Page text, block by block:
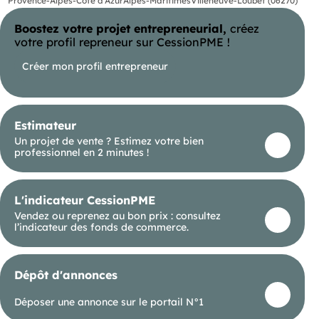
formalités en Mairie.
Boostez votre projet entrepreneurial, créez
votre profil repreneur sur CessionPME !
Créer mon profil entrepreneur
Estimateur
Un projet de vente ? Estimez votre bien
professionnel en 2 minutes !
L'indicateur CessionPME
Vendez ou reprenez au bon prix : consultez
l’indicateur des fonds de commerce.
Dépôt d'annonces
Déposer une annonce sur le portail N°1